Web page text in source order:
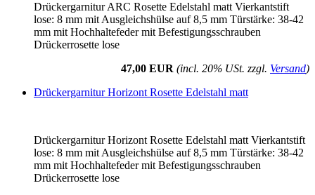
Drückergarnitur ARC Rosette Edelstahl matt Vierkantstift
lose: 8 mm mit Ausgleichshülse auf 8,5 mm Türstärke: 38-42
mm mit Hochhaltefeder mit Befestigungsschrauben
Drückerrosette lose
47,00 EUR (incl. 20% USt. zzgl. Versand)
Drückergarnitur Horizont Rosette Edelstahl matt
Drückergarnitur Horizont Rosette Edelstahl matt Vierkantstift
lose: 8 mm mit Ausgleichshülse auf 8,5 mm Türstärke: 38-42
mm mit Hochhaltefeder mit Befestigungsschrauben
Drückerrosette lose